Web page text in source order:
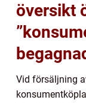
översikt
Vid försäljning